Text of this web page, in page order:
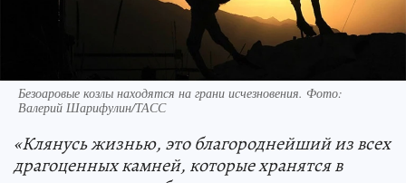
Безоаровые козлы находятся на грани исчезновения. Фото:
Валерий Шарифулин/ТАСС
«Клянусь жизнью, это благороднейший из всех
драгоценных камней, которые хранятся в